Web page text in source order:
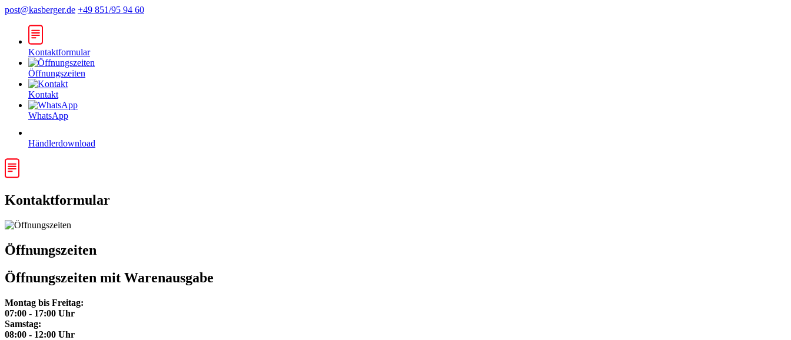
post@kasberger.de +49 851/95 94 60
Kontaktformular
Öffnungszeiten
Kontakt
WhatsApp
Händlerdownload
Kontaktformular
Öffnungszeiten
Öffnungszeiten mit Warenausgabe
Montag bis Freitag:
07:00 - 17:00 Uhr
Samstag:
08:00 - 12:00 Uhr